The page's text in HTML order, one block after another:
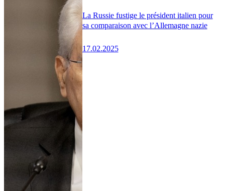
La Russie fustige le président italien pour
sa comparaison avec l’Allemagne nazie
17.02.2025